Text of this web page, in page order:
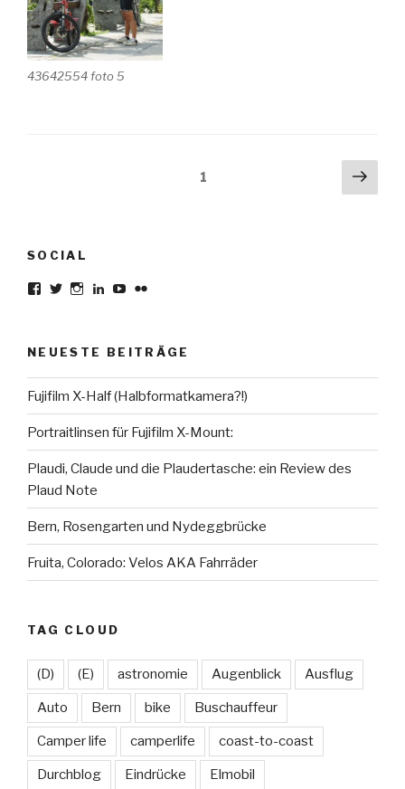
43642554 foto 5
Seitennummerierung1
SOCIAL
Profil
Facebook
anzeigen
Profil
Twitter
anzeigen
Profil
Instagram
anzeigen
Profil
LinkedIn
anzeigen
Profil
YouTube
anzeigen
Profil
Flickr
anzeigen
NEUESTE BEITRÄGE
Fujifilm X-Half (Halbformatkamera?!)
Portraitlinsen für Fujifilm X-Mount:
Plaudi, Claude und die Plaudertasche: ein Review des
Plaud Note
Bern, Rosengarten und Nydeggbrücke
Fruita, Colorado: Velos AKA Fahrräder
TAG CLOUD
(D) (E) astronomie Augenblick Ausflug
Auto Bern bike Buschauffeur
Camper life camperlife coast-to-coast
Durchblog Eindrücke Elmobil